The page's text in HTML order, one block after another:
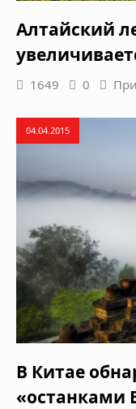
Алтайский
1649 0
04.04.2015
В Китае
«останками